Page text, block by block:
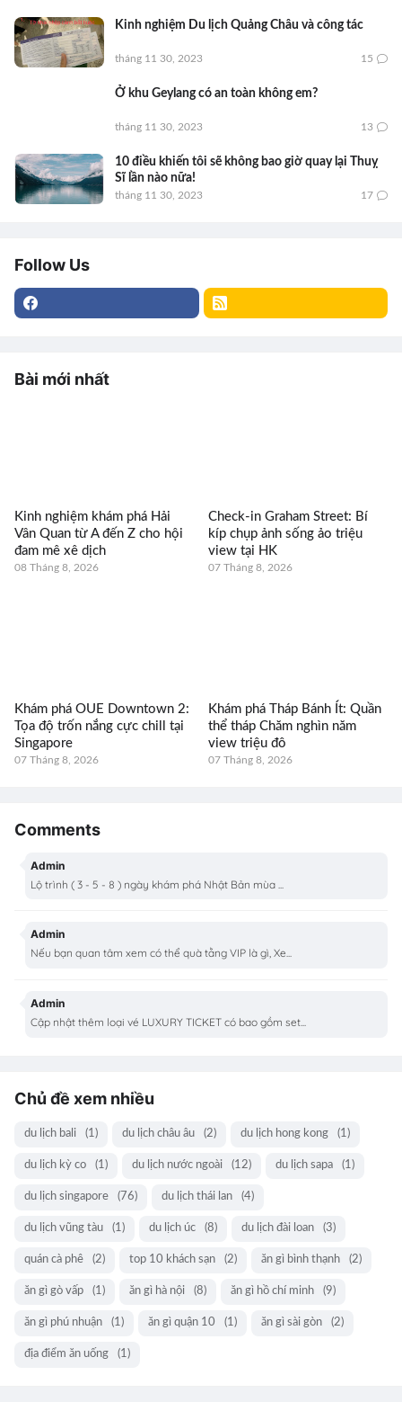
Kinh nghiệm Du lịch Quảng Châu và công tác
tháng 11 30, 2023 15
Ở khu Geylang có an toàn không em?
tháng 11 30, 2023 13
10 điều khiến tôi sẽ không bao giờ quay lại Thuỵ
Sĩ lần nào nữa!
tháng 11 30, 2023 17
Follow Us
Bài mới nhất
Kinh nghiệm khám phá Hải
Vân Quan từ A đến Z cho hội
đam mê xê dịch
08 Tháng 8, 2026
Check-in Graham Street: Bí
kíp chụp ảnh sống ảo triệu
view tại HK
07 Tháng 8, 2026
Khám phá OUE Downtown 2:
Tọa độ trốn nắng cực chill tại
Singapore
07 Tháng 8, 2026
Khám phá Tháp Bánh Ít: Quần
thể tháp Chăm nghìn năm
view triệu đô
07 Tháng 8, 2026
Comments
Admin
Lộ trình ( 3 - 5 - 8 ) ngày khám phá Nhật Bản mùa ...
Admin
Nếu bạn quan tâm xem có thể quà tằng VIP là gì, Xe...
Admin
Cập nhật thêm loại vé LUXURY TICKET có bao gồm set...
Chủ đề xem nhiều
du lịch bali (1) du lịch châu âu (2) du lịch hong kong (1)
du lịch kỳ co (1) du lịch nước ngoài (12) du lịch sapa (1)
du lịch singapore (76) du lịch thái lan (4)
du lịch vũng tàu (1) du lịch úc (8) du lịch đài loan (3)
quán cà phê (2) top 10 khách sạn (2) ăn gì bình thạnh (2)
ăn gì gò vấp (1) ăn gì hà nội (8) ăn gì hồ chí minh (9)
ăn gì phú nhuận (1) ăn gì quận 10 (1) ăn gì sài gòn (2)
địa điểm ăn uống (1)